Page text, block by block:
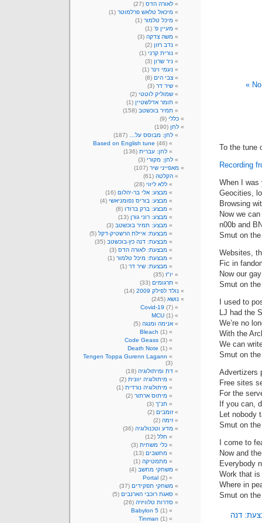
To the tune
Recording
When I was
Geocities,
Browsing
Now we
n00b and
Smut on
Websites,
Fic in
Now our
Smut on
I used to
LJ had the
We’re no
With the
We can
Smut on
Advertizers
Free sites
For the
If you can,
Let nobody
Smut on
I come to
Now and
Everybody
Work that
Where in
Smut on
דנה
לאורה הדס (27)
מיכאל טלאש פרלמוטר (1)
מיכל טלמור (1)
מעיין פ' (1)
משה צדקה (3)
נדב רזון (2)
נורית קרני (1)
ניר שרון (3)
נעמי וינר (1)
צבי הים (8)
שיר דר (3)
שמוליק לוטטי (2)
תומר אדלשטיין (1)
תמיר בוכשטב (158)
כללי (9)
לחן (190)
לחן: מבוסס על…
(187)
Based on English tune (46)
לחן: עברית (136)
לחן: מקורי (3)
מאפייני שיר (107)
הקלטה (61)
ללא ליווי (28)
מבצע: אלי בר-יהלום (16)
מבצע: בוריס נפומניאשי (4)
מבצע: ברק ברודו (8)
מבצע: רוני גורן (13)
מבצע: תמיר בוכשטב (3)
מבצעת: איילת הרשטיק-דקל (5)
מבצעת: דנה כץ-בוכשטב (35)
מבצעת: לאורה הדס (3)
מבצעת: מיכל טלמור (1)
מבצעת: שיר דר (1)
יו"ז (35)
תרגומים (33)
נולד לפילק 2009
(14)
נושא (245)
Covid-19 (7)
MCU (1)
אנימה ומנגה (5)
Bleach (1)
Code Geass (3)
Death Note (1)
Tengen Toppa Gurenn Lagann
(3)
דת ומיתולוגיה (18)
מיתולוגיה יוונית (2)
מיתולוגיה נורדית (1)
מיתוס ארתור (2)
תנ"ך (3)
זומבים (2)
זימה (2)
מדע וטכנולוגיה (36)
חלל (12)
כלי משחית (3)
מחשבים (13)
מתמטיקה (1)
משחקי מחשב (4)
Portal (2)
משחקי תפקידים (37)
סאגת רוכבי הארנבים (5)
סדרות טלוויזיה (26)
Babylon 5 (1)
Tinman (1)